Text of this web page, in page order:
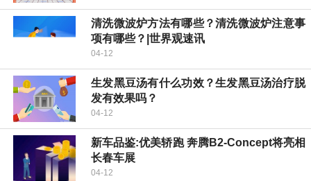
清洗微波炉方法有哪些？清洗微波炉注意事
项有哪些？|世界观速讯
04-12
生发黑豆汤有什么功效？生发黑豆汤治疗脱
发有效果吗？
04-12
新车品鉴:优美轿跑 奔腾B2-Concept将亮相
长春车展
04-12